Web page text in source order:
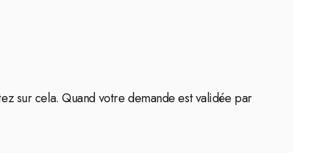
sur cela. Quand votre demande est validée par